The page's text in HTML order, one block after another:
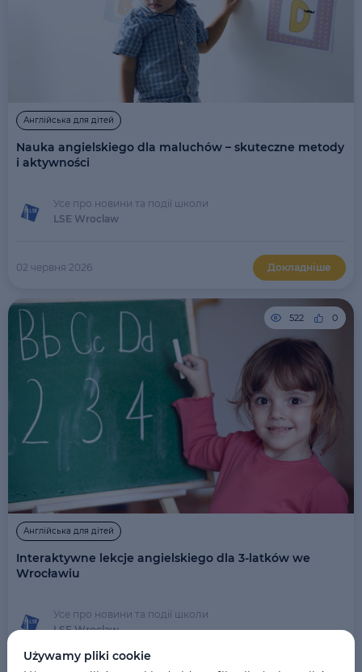
Англійська для дітей
Nauka angielskiego dla maluchów – skuteczne metody
i aktywności
Усе про новини та події школи
LSE Wroclaw
02 червня 2026 Докладніше
522 0
Англійська для дітей
Interaktywne lekcje angielskiego dla 3-latków we
Wrocławiu
Усе про новини та події школи
LSE Wroclaw
Używamy pliki cookie